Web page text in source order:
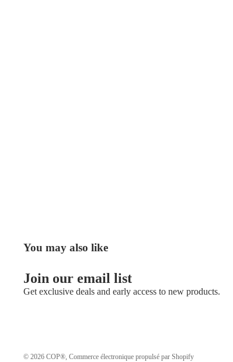
You may also like
Join our email list
Get exclusive deals and early access to new products.
© 2026 COP® Commerce électronique propulsé par Shopify